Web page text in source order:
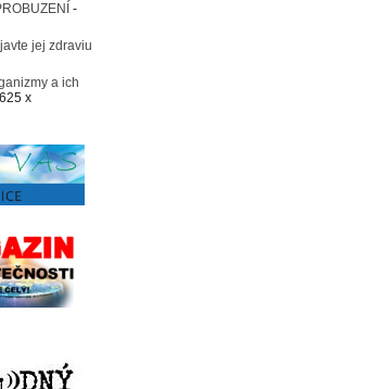
-
jej zdraviu
a ich
x